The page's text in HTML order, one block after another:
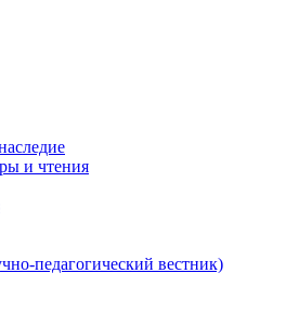
и чтения
педагогический вестник)